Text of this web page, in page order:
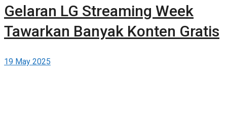
Gelaran LG Streaming Week
Tawarkan Banyak Konten Gratis
19 May 2025